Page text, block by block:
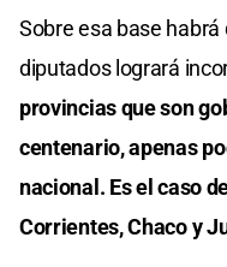
Sobre esa base
diputados logrará
provincias que son
centenario, apenas
nacional. Es el caso
Corrientes, Chaco y